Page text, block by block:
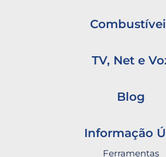
TV, Net e
Blog
Informação
Ferramentas